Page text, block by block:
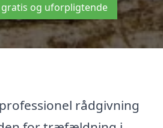
gratis og uforpligtende
rådgivning